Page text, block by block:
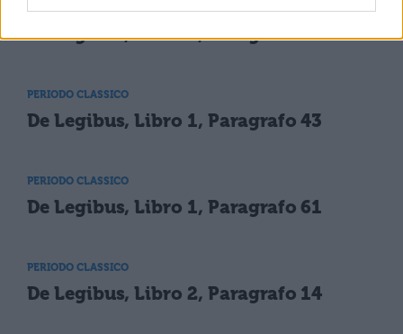
PERIODO CLASSICO
De Legibus, Libro 1, Paragrafo 27
PERIODO CLASSICO
De Legibus, Libro 1, Paragrafo 43
PERIODO CLASSICO
De Legibus, Libro 1, Paragrafo 61
PERIODO CLASSICO
De Legibus, Libro 2, Paragrafo 14